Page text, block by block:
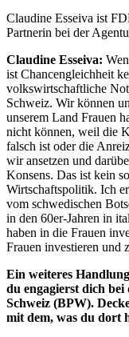
Claudine Esseiva ist
Partnerin bei der
Claudine Esseiva:
ist Chancengleichheit
volkswirtschaftliche
Schweiz. Wir können
unserem Land Frauen
nicht können, weil die
falsch ist oder die
wir ansetzen und
Konsens. Das ist kein
Wirtschaftspolitik. Ich
vom schwedischen
in den 60er-Jahren in
haben in die Frauen
Frauen investieren und
Ein weiteres
du engagierst dich bei
Schweiz (BPW).
mit dem, was du dort